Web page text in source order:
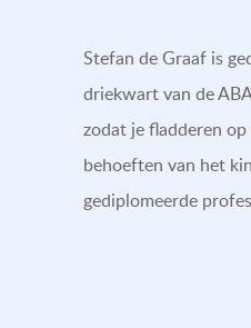
Stefan de Graaf is
driekwart van de
zodat je fladderen
behoeften van het
gediplomeerde